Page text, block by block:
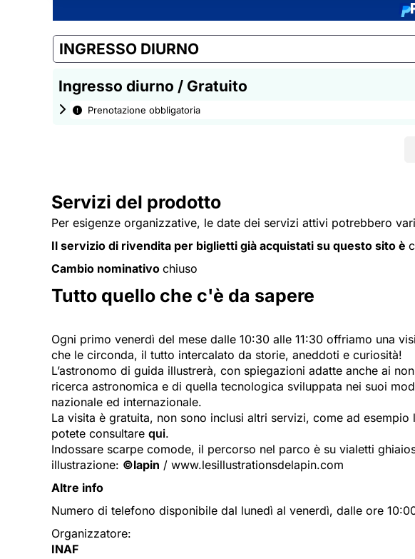
INGRESSO DIURNO
Ingresso diurno / Gratuito
Prenotazione obbligatoria
Servizi del prodotto
Per esigenze organizzative, le date dei servizi attivi potrebbero
Il servizio di rivendita per biglietti già acquistati su questo sito è
Cambio nominativo chiuso
Tutto quello che c'è da sapere
Ogni primo venerdì del mese dalle 10:30 alle 11:30 offriamo una
che le circonda, il tutto intercalato da storie, aneddoti e curiosità!
L’astronomo di guida illustrerà, con spiegazioni adatte anche ai
ricerca astronomica e di quella tecnologica sviluppata nei suoi
nazionale ed internazionale.
La visita è gratuita, non sono inclusi altri servizi, come ad
potete consultare qui.
Indossare scarpe comode, il percorso nel parco è su vialetti
illustrazione: ©lapin / www.lesillustrationsdelapin.com
Altre info
Numero di telefono disponibile dal lunedì al venerdì, dalle ore
Organizzatore:
INAF